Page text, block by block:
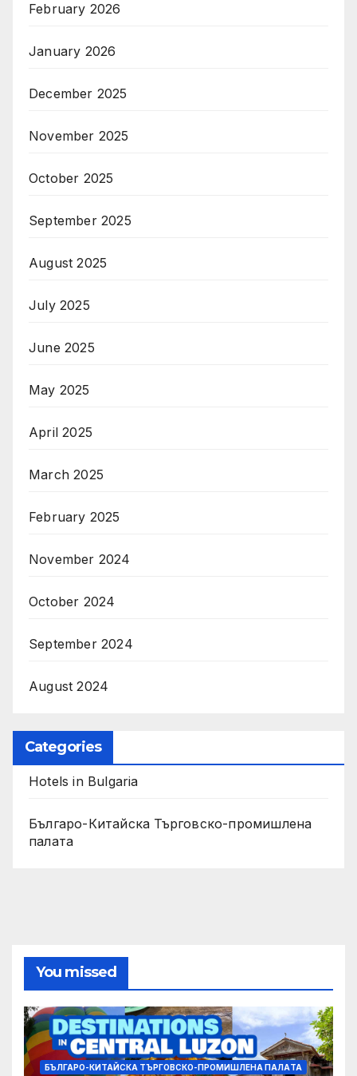
February 2026
January 2026
December 2025
November 2025
October 2025
September 2025
August 2025
July 2025
June 2025
May 2025
April 2025
March 2025
February 2025
November 2024
October 2024
September 2024
August 2024
Categories
Hotels in Bulgaria
Българо-Китайска Търговско-промишлена
палaта
You missed
БЪЛГАРО-КИТАЙСКА ТЪРГОВСКО-ПРОМИШЛЕНА ПАЛAТА